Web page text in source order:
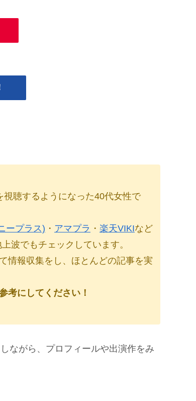
聴するようになった40代女性で
ープラス) ・ アマプラ ・ 楽天VIKIなど
波でもチェックしています。
情報収集をし、ほとんどの記事を実
考にしてください！
ながら、プロフィールや出演作をみ